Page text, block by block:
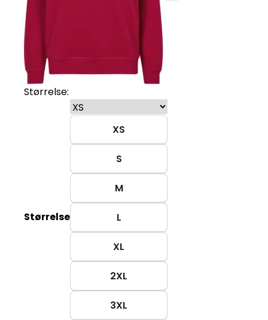
Størrelse:
Størrelse
XS
S
M
L
XL
2XL
3XL